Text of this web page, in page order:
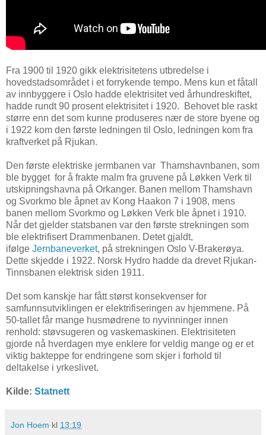
Fra 1900 til 1920 gikk elektrisitetens utbredelse i
hovedstadsområdet i et forrykende tempo. Mens kun et fåtall
av innbyggere i Oslo hadde elektrisitet ved århundreskiftet,
hadde rundt 90 prosent elektrisitet i 1920. Behovet ble raskt
større enn det som kunne produseres nær de store byene og
i 1922 kom den første ledningen til Oslo, ledningen kom fra
kraftverket på Rjukan.
Den første elektriske jermbanen var Thamshavnbanen, som
ble bygget for å frakte malm fra gruvene på Løkken Verk til
utskipningshavna på Orkanger. Banen mellom Thamshavn
og Svorkmo ble åpnet av Kong Haakon 7 i 1908, mens
banen mellom Svorkmo og Løkken Verk ble åpnet i 1910.
Når det gjelder statsbanen var den første strekningen som
ble elektrifisert Drammenbanen. Detet gjaldt,
ifølge Jernbaneverket, på strekningen Oslo V-Brakerøya.
Dette skjedde i 1922. Norsk Hydro hadde da drevet Rjukan-
Tinnsbanen elektrisk siden 1911.
Det som kanskje har fått størst konsekvenser for
samfunnsutviklingen er elektrifiseringen av hjemmene. På
50-tallet får mange husmødrene to nyvinninger innen
renhold: støvsugeren og vaskemaskinen. Elektrisiteten
gjorde nå hverdagen mye enklere for veldig mange og er et
viktig bakteppe for endringene som skjer i forhold til
deltakelse i yrkeslivet.
Kilde: Statnett
Jon Hoem kl 13:19